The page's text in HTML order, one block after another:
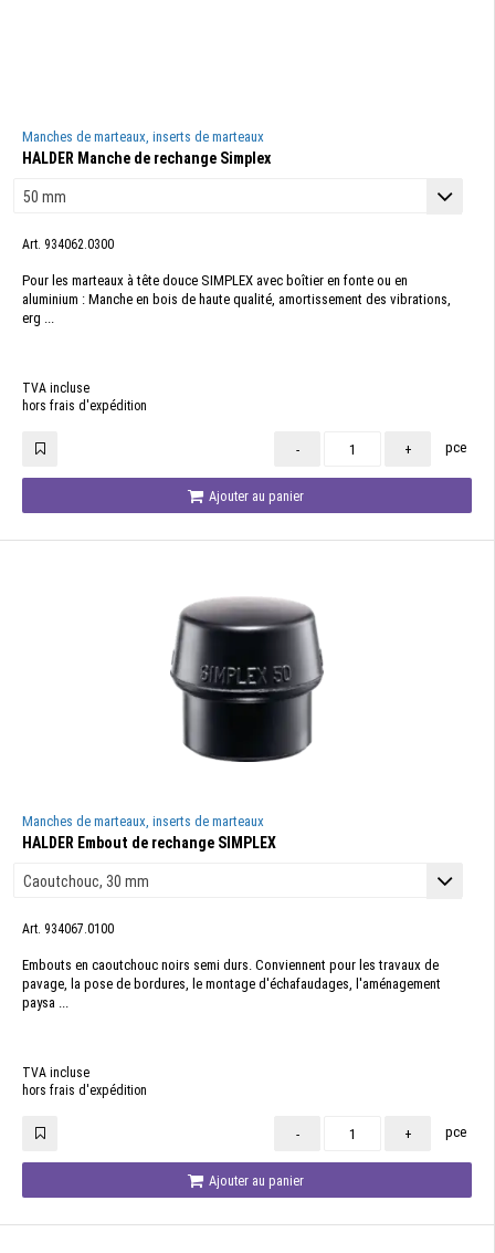
Manches de marteaux, inserts de marteaux
HALDER Manche de rechange Simplex
Art. 934062.0300
Pour les marteaux à tête douce SIMPLEX avec boîtier en fonte ou en
aluminium : Manche en bois de haute qualité, amortissement des vibrations,
erg ...
TVA incluse
hors frais d'expédition
- + pce
Ajouter au panier
Manches de marteaux, inserts de marteaux
HALDER Embout de rechange SIMPLEX
Art. 934067.0100
Embouts en caoutchouc noirs semi durs. Conviennent pour les travaux de
pavage, la pose de bordures, le montage d'échafaudages, l'aménagement
paysa ...
TVA incluse
hors frais d'expédition
- + pce
Ajouter au panier